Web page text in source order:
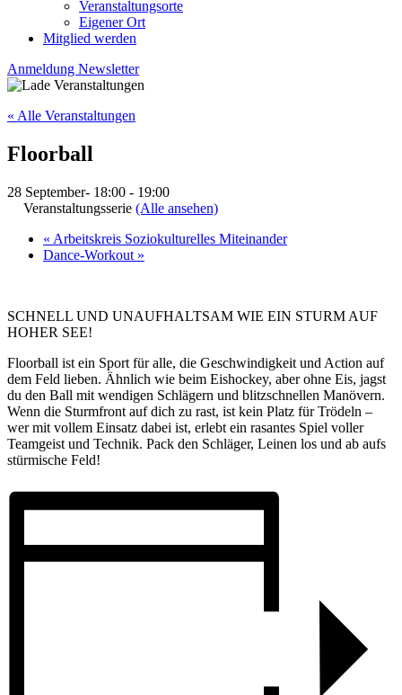
Veranstaltungsorte
Eigener Ort
Mitglied werden
Anmeldung Newsletter
« Alle Veranstaltungen
Floorball
28 September- 18:00 - 19:00
Veranstaltungsserie (Alle ansehen)
« Arbeitskreis Soziokulturelles Miteinander
Dance-Workout »
SCHNELL UND UNAUFHALTSAM WIE EIN STURM AUF
HOHER SEE!
Floorball ist ein Sport für alle, die Ge­schwindig­keit und Action auf
dem Feld lieben. Ähn­lich wie beim Eis­hockey, aber ohne Eis, jagst
du den Ball mit wen­di­gen Schlägern und blitz­schnellen Manövern.
Wenn die Sturm­front auf dich zu rast, ist kein Platz für Trödeln –
wer mit vollem Ein­satz dabei ist, er­lebt ein rasantes Spiel voller
Team­geist und Tech­nik. Pack den Schlä­ger, Lei­nen los und ab aufs
stür­mi­sche Feld!